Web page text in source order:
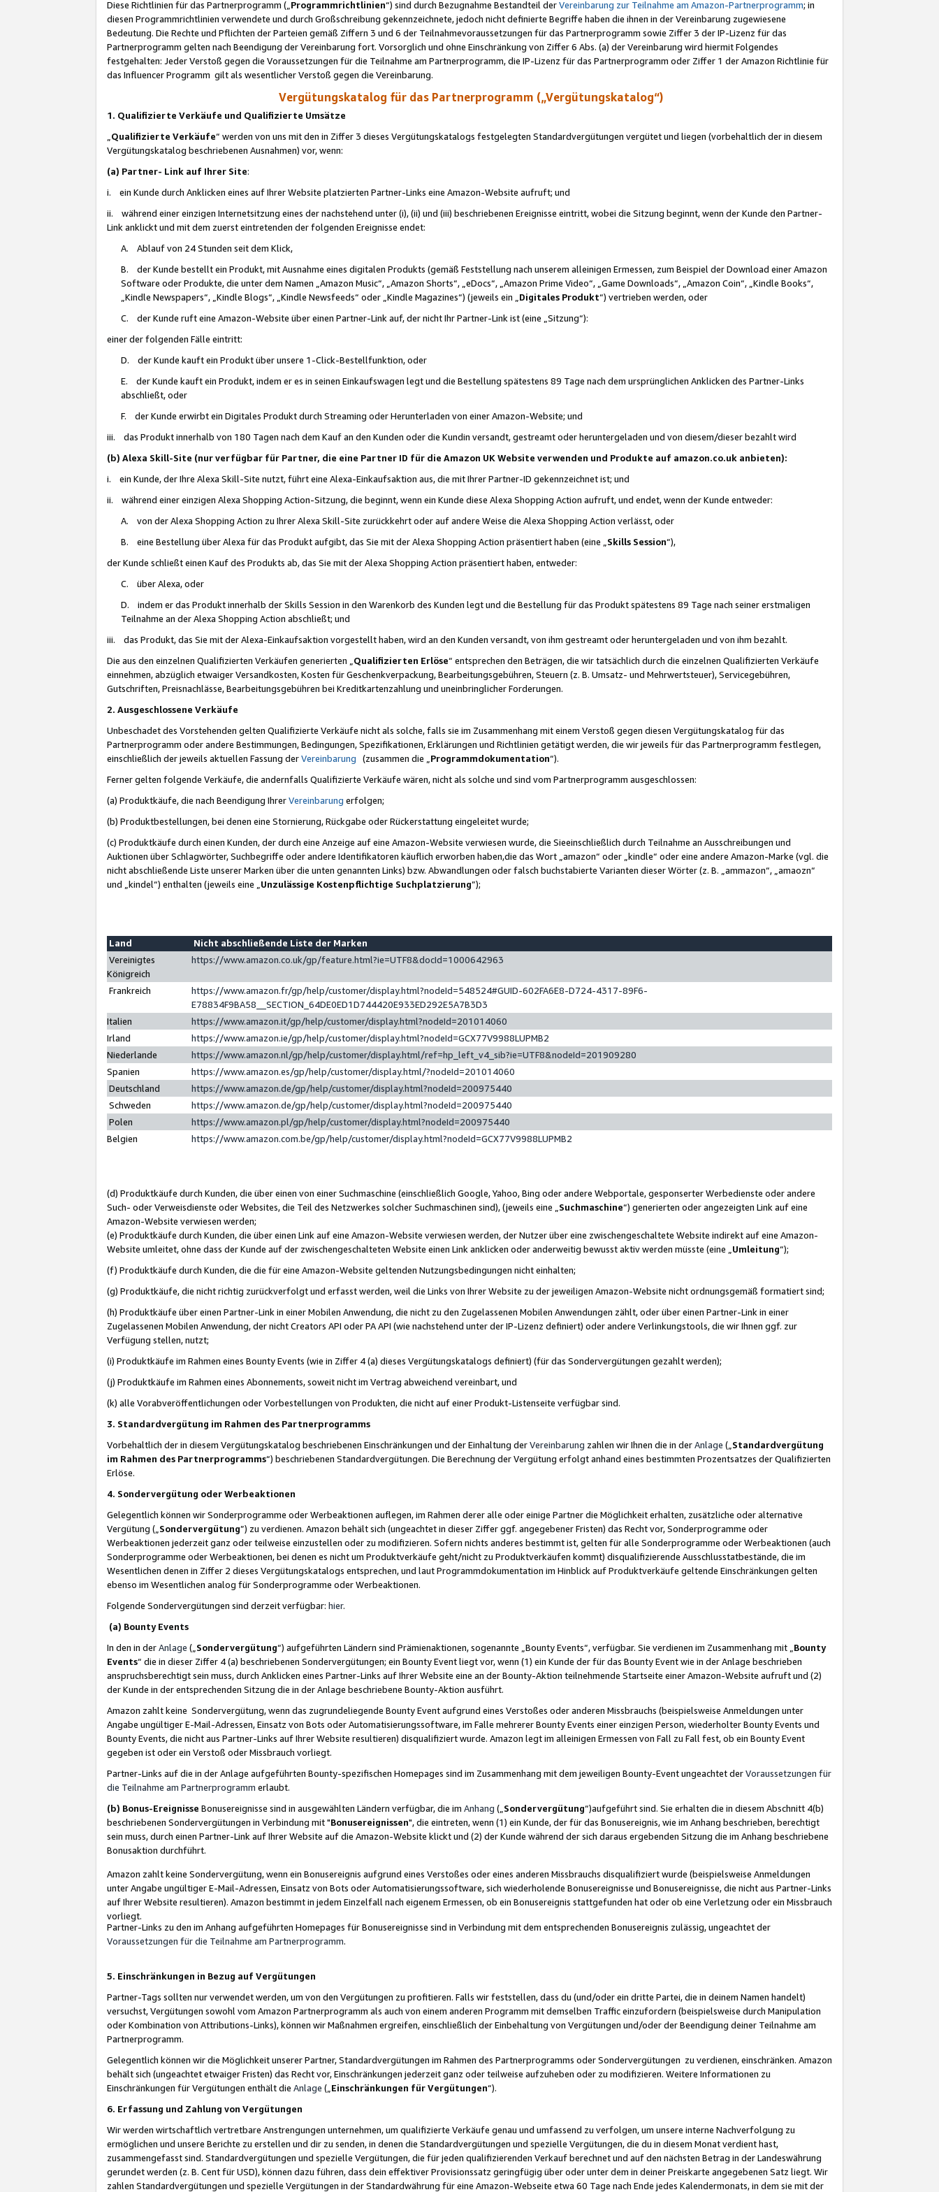
Diese Richtlinien für das Partnerprogramm („Programmrichtlinien“) sind durch Bezugnahme Bestandteil derVereinbarung zur Teilnahme am Amazon-Partnerprogramm; in
diesen Programmrichtlinien verwendete und durch Großschreibung gekennzeichnete, jedoch nicht definierte Begriffe haben die ihnen in der Vereinbarung zugewiesene
Bedeutung. Die Rechte und Pflichten der Parteien gemäß Ziffern 3 und 6 der Teilnahmevoraussetzungen für das Partnerprogramm sowie Ziffer 3 der IP-Lizenz für das
Partnerprogramm gelten nach Beendigung der Vereinbarung fort. Vorsorglich und ohne Einschränkung von Ziffer 6 Abs. (a) der Vereinbarung wird hiermit Folgendes
festgehalten: Jeder Verstoß gegen die Voraussetzungen für die Teilnahme am Partnerprogramm, die IP-Lizenz für das Partnerprogramm oder Ziffer 1 der Amazon Richtlinie für
das Influencer Programm gilt als wesentlicher Verstoß gegen die Vereinbarung.
Vergütungskatalog für das Partnerprogramm („Vergütungskatalog“)
1. Qualifizierte Verkäufe und Qualifizierte Umsätze
Qualifizierte Verkäufe“ werden von uns mit den in Ziffer 3 dieses Vergütungskatalogs festgelegten Standardvergütungen vergütet und liegen (vorbehaltlich der in diesem
Vergütungskatalog beschriebenen Ausnahmen) vor, wenn:
(a) Partner- Link auf Ihrer Site:
i. ein Kunde durch Anklicken eines auf Ihrer Website platzierten Partner-Links eine Amazon-Website aufruft; und
ii. während einer einzigen Internetsitzung eines der nachstehend unter (i), (ii) und (iii) beschriebenen Ereignisse eintritt, wobei die Sitzung beginnt, wenn der Kunde den Partner-
Link anklickt und mit dem zuerst eintretenden der folgenden Ereignisse endet:
A. Ablauf von 24 Stunden seit dem Klick,
B. der Kunde bestellt ein Produkt, mit Ausnahme eines digitalen Produkts (gemäß Feststellung nach unserem alleinigen Ermessen, zum Beispiel der Download einer Amazon
Software oder Produkte, die unter dem Namen „Amazon Music“, „Amazon Shorts“, „eDocs“, „Amazon Prime Video“, „Game Downloads“, „Amazon Coin“, „Kindle Books“,
„Kindle Newspapers“, „Kindle Blogs“, „Kindle Newsfeeds“ oder „Kindle Magazines“) (jeweils ein „ Digitales Produkt“) vertrieben werden, oder
C. der Kunde ruft eine Amazon-Website über einen Partner-Link auf, der nicht Ihr Partner-Link ist (eine „Sitzung“):
einer der folgenden Fälle eintritt:
D. der Kunde kauft ein Produkt über unsere 1-Click-Bestellfunktion, oder
E. der Kunde kauft ein Produkt, indem er es in seinen Einkaufswagen legt und die Bestellung spätestens 89 Tage nach dem ursprünglichen Anklicken des Partner-Links
abschließt, oder
F. der Kunde erwirbt ein Digitales Produkt durch Streaming oder Herunterladen von einer Amazon-Website; und
iii. das Produkt innerhalb von 180 Tagen nach dem Kauf an den Kunden oder die Kundin versandt, gestreamt oder heruntergeladen und von diesem/dieser bezahlt wird
(b) Alexa Skill-Site (nur verfügbar für Partner, die eine Partner ID für die Amazon UK Website verwenden und Produkte auf amazon.co.uk anbieten):
i. ein Kunde, der Ihre Alexa Skill-Site nutzt, führt eine Alexa-Einkaufsaktion aus, die mit Ihrer Partner-ID gekennzeichnet ist; und
ii. während einer einzigen Alexa Shopping Action-Sitzung, die beginnt, wenn ein Kunde diese Alexa Shopping Action aufruft, und endet, wenn der Kunde entweder:
A. von der Alexa Shopping Action zu Ihrer Alexa Skill-Site zurückkehrt oder auf andere Weise die Alexa Shopping Action verlässt, oder
B. eine Bestellung über Alexa für das Produkt aufgibt, das Sie mit der Alexa Shopping Action präsentiert haben (eine „ Skills Session“),
der Kunde schließt einen Kauf des Produkts ab, das Sie mit der Alexa Shopping Action präsentiert haben, entweder:
C. über Alexa, oder
D. indem er das Produkt innerhalb der Skills Session in den Warenkorb des Kunden legt und die Bestellung für das Produkt spätestens 89 Tage nach seiner erstmaligen
Teilnahme an der Alexa Shopping Action abschließt; und
iii. das Produkt, das Sie mit der Alexa-Einkaufsaktion vorgestellt haben, wird an den Kunden versandt, von ihm gestreamt oder heruntergeladen und von ihm bezahlt.
Die aus den einzelnen Qualifizierten Verkäufen generierten „ Qualifizierten Erlöse“ entsprechen den Beträgen, die wir tatsächlich durch die einzelnen Qualifizierten Verkäufe
einnehmen, abzüglich etwaiger Versandkosten, Kosten für Geschenkverpackung, Bearbeitungsgebühren, Steuern (z. B. Umsatz- und Mehrwertsteuer), Servicegebühren,
Gutschriften, Preisnachlässe, Bearbeitungsgebühren bei Kreditkartenzahlung und uneinbringlicher Forderungen.
2. Ausgeschlossene Verkäufe
Unbeschadet des Vorstehenden gelten Qualifizierte Verkäufe nicht als solche, falls sie im Zusammenhang mit einem Verstoß gegen diesen Vergütungskatalog für das
Partnerprogramm oder andere Bestimmungen, Bedingungen, Spezifikationen, Erklärungen und Richtlinien getätigt werden, die wir jeweils für das Partnerprogramm festlegen,
einschließlich der jeweils aktuellen Fassung derVereinbarung (zusammen die „ Programmdokumentation“).
Ferner gelten folgende Verkäufe, die andernfalls Qualifizierte Verkäufe wären, nicht als solche und sind vom Partnerprogramm ausgeschlossen:
(a) Produktkäufe, die nach Beendigung IhrerVereinbarung erfolgen;
(b) Produktbestellungen, bei denen eine Stornierung, Rückgabe oder Rückerstattung eingeleitet wurde;
(c) Produktkäufe durch einen Kunden, der durch eine Anzeige auf eine Amazon-Website verwiesen wurde, die Sieeinschließlich durch Teilnahme an Ausschreibungen und
Auktionen über Schlagwörter, Suchbegriffe oder andere Identifikatoren käuflich erworben haben,die das Wort „amazon“ oder „kindle“ oder eine andere Amazon-Marke (vgl. die
nicht abschließende Liste unserer Marken über die unten genannten Links) bzw. Abwandlungen oder falsch buchstabierte Varianten dieser Wörter (z. B. „ammazon“, „amaozn“
und „kindel“) enthalten (jeweils eine „ Unzulässige Kostenpflichtige Suchplatzierung”);
Land
Nicht abschließende Liste der Marken
Vereinigtes
Königreich
https://www.amazon.co.uk/gp/feature.html?ie=UTF8&docId=1000642963
Frankreich
https://www.amazon.fr/gp/help/customer/display.html?nodeId=548524#GUID-602FA6E8-D724-4317-89F6-
E78834F9BA58__SECTION_64DE0ED1D744420E933ED292E5A7B3D3
Italien
https://www.amazon.it/gp/help/customer/display.html?nodeId=201014060
Irland
https://www.amazon.ie/gp/help/customer/display.html?nodeId=GCX77V9988LUPMB2
Niederlande
https://www.amazon.nl/gp/help/customer/display.html/ref=hp_left_v4_sib?ie=UTF8&nodeId=201909280
Spanien
https://www.amazon.es/gp/help/customer/display.html/?nodeId=201014060
Deutschland
https://www.amazon.de/gp/help/customer/display.html?nodeId=200975440
Schweden
https://www.amazon.de/gp/help/customer/display.html?nodeId=200975440
Polen
https://www.amazon.pl/gp/help/customer/display.html?nodeId=200975440
Belgien
https://www.amazon.com.be/gp/help/customer/display.html?nodeId=GCX77V9988LUPMB2
(d) Produktkäufe durch Kunden, die über einen von einer Suchmaschine (einschließlich Google, Yahoo, Bing oder andere Webportale, gesponserter Werbedienste oder andere
Such- oder Verweisdienste oder Websites, die Teil des Netzwerkes solcher Suchmaschinen sind), (jeweils eine „ Suchmaschine“) generierten oder angezeigten Link auf eine
Amazon-Website verwiesen werden;
(e) Produktkäufe durch Kunden, die über einen Link auf eine Amazon-Website verwiesen werden, der Nutzer über eine zwischengeschaltete Website indirekt auf eine Amazon-
Website umleitet, ohne dass der Kunde auf der zwischengeschalteten Website einen Link anklicken oder anderweitig bewusst aktiv werden müsste (eine „ Umleitung“);
(f) Produktkäufe durch Kunden, die die für eine Amazon-Website geltenden Nutzungsbedingungen nicht einhalten;
(g) Produktkäufe, die nicht richtig zurückverfolgt und erfasst werden, weil die Links von Ihrer Website zu der jeweiligen Amazon-Website nicht ordnungsgemäß formatiert sind;
(h) Produktkäufe über einen Partner-Link in einer Mobilen Anwendung, die nicht zu den Zugelassenen Mobilen Anwendungen zählt, oder über einen Partner-Link in einer
Zugelassenen Mobilen Anwendung, der nicht Creators API oder PA API (wie nachstehend unter der IP-Lizenz definiert) oder andere Verlinkungstools, die wir Ihnen ggf. zur
Verfügung stellen, nutzt;
(i) Produktkäufe im Rahmen eines Bounty Events (wie in Ziffer 4 (a) dieses Vergütungskatalogs definiert) (für das Sondervergütungen gezahlt werden);
(j) Produktkäufe im Rahmen eines Abonnements, soweit nicht im Vertrag abweichend vereinbart, und
(k) alle Vorabveröffentlichungen oder Vorbestellungen von Produkten, die nicht auf einer Produkt-Listenseite verfügbar sind.
3. Standardvergütung im Rahmen des Partnerprogramms
Vorbehaltlich der in diesem Vergütungskatalog beschriebenen Einschränkungen und der Einhaltung derVereinbarung zahlen wir Ihnen die in derAnlage („ Standardvergütung
im Rahmen des Partnerprogramms“) beschriebenen Standardvergütungen. Die Berechnung der Vergütung erfolgt anhand eines bestimmten Prozentsatzes der Qualifizierten
Erlöse.
4. Sondervergütung oder Werbeaktionen
Gelegentlich können wir Sonderprogramme oder Werbeaktionen auflegen, im Rahmen derer alle oder einige Partner die Möglichkeit erhalten, zusätzliche oder alternative
Vergütung („ Sondervergütung”) zu verdienen. Amazon behält sich (ungeachtet in dieser Ziffer ggf. angegebener Fristen) das Recht vor, Sonderprogramme oder
Werbeaktionen jederzeit ganz oder teilweise einzustellen oder zu modifizieren. Sofern nichts anderes bestimmt ist, gelten für alle Sonderprogramme oder Werbeaktionen (auch
Sonderprogramme oder Werbeaktionen, bei denen es nicht um Produktverkäufe geht/nicht zu Produktverkäufen kommt) disqualifizierende Ausschlusstatbestände, die im
Wesentlichen denen in Ziffer 2 dieses Vergütungskatalogs entsprechen, und laut Programmdokumentation im Hinblick auf Produktverkäufe geltende Einschränkungen gelten
ebenso im Wesentlichen analog für Sonderprogramme oder Werbeaktionen.
Folgende Sondervergütungen sind derzeit verfügbar: hier.
(a) Bounty Events
In den in derAnlage („ Sondervergütung“) aufgeführten Ländern sind Prämienaktionen, sogenannte „Bounty Events“, verfügbar. Sie verdienen im Zusammenhang mit „ Bounty
Events“ die in dieser Ziffer 4 (a) beschriebenen Sondervergütungen; ein Bounty Event liegt vor, wenn (1) ein Kunde der für das Bounty Event wie in der Anlage beschrieben
anspruchsberechtigt sein muss, durch Anklicken eines Partner-Links auf Ihrer Website eine an der Bounty-Aktion teilnehmende Startseite einer Amazon-Website aufruft und (2)
der Kunde in der entsprechenden Sitzung die in der Anlage beschriebene Bounty-Aktion ausführt.
Amazon zahlt keine Sondervergütung, wenn das zugrundeliegende Bounty Event aufgrund eines Verstoßes oder anderen Missbrauchs (beispielsweise Anmeldungen unter
Angabe ungültiger E-Mail-Adressen, Einsatz von Bots oder Automatisierungssoftware, im Falle mehrerer Bounty Events einer einzigen Person, wiederholter Bounty Events und
Bounty Events, die nicht aus Partner-Links auf Ihrer Website resultieren) disqualifiziert wurde. Amazon legt im alleinigen Ermessen von Fall zu Fall fest, ob ein Bounty Event
gegeben ist oder ein Verstoß oder Missbrauch vorliegt.
Partner-Links auf die in der Anlage aufgeführten Bounty-spezifischen Homepages sind im Zusammenhang mit dem jeweiligen Bounty-Event ungeachtet derVoraussetzungen für
die Teilnahme am Partnerprogramm erlaubt.
(b) Bonus-Ereignisse Bonusereignisse sind in ausgewählten Ländern verfügbar, die im Anhang („ Sondervergütung“)aufgeführt sind. Sie erhalten die in diesem Abschnitt 4(b)
beschriebenen Sondervergütungen in Verbindung mit "Bonusereignissen", die eintreten, wenn (1) ein Kunde, der für das Bonusereignis, wie im Anhang beschrieben, berechtigt
sein muss, durch einen Partner-Link auf Ihrer Website auf die Amazon-Website klickt und (2) der Kunde während der sich daraus ergebenden Sitzung die im Anhang beschriebene
Bonusaktion durchführt.
Amazon zahlt keine Sondervergütung, wenn ein Bonusereignis aufgrund eines Verstoßes oder eines anderen Missbrauchs disqualifiziert wurde (beispielsweise Anmeldungen
unter Angabe ungültiger E-Mail-Adressen, Einsatz von Bots oder Automatisierungssoftware, sich wiederholende Bonusereignisse und Bonusereignisse, die nicht aus Partner-Links
auf Ihrer Website resultieren). Amazon bestimmt in jedem Einzelfall nach eigenem Ermessen, ob ein Bonusereignis stattgefunden hat oder ob eine Verletzung oder ein Missbrauch
vorliegt.
Partner-Links zu den im Anhang aufgeführten Homepages für Bonusereignisse sind in Verbindung mit dem entsprechenden Bonusereignis zulässig, ungeachtet der
Voraussetzungen für die Teilnahme am Partnerprogramm.
5. Einschränkungen in Bezug auf Vergütungen
Partner-Tags sollten nur verwendet werden, um von den Vergütungen zu profitieren. Falls wir feststellen, dass du (und/oder ein dritte Partei, die in deinem Namen handelt)
versuchst, Vergütungen sowohl vom Amazon Partnerprogramm als auch von einem anderen Programm mit demselben Traffic einzufordern (beispielsweise durch Manipulation
oder Kombination von Attributions-Links), können wir Maßnahmen ergreifen, einschließlich der Einbehaltung von Vergütungen und/oder der Beendigung deiner Teilnahme am
Partnerprogramm.
Gelegentlich können wir die Möglichkeit unserer Partner, Standardvergütungen im Rahmen des Partnerprogramms oder Sondervergütungen zu verdienen, einschränken. Amazon
behält sich (ungeachtet etwaiger Fristen) das Recht vor, Einschränkungen jederzeit ganz oder teilweise aufzuheben oder zu modifizieren. Weitere Informationen zu
Einschränkungen für Vergütungen enthält die Anlage („ Einschränkungen für Vergütungen“).
6. Erfassung und Zahlung von Vergütungen
Wir werden wirtschaftlich vertretbare Anstrengungen unternehmen, um qualifizierte Verkäufe genau und umfassend zu verfolgen, um unsere interne Nachverfolgung zu
ermöglichen und unsere Berichte zu erstellen und dir zu senden, in denen die Standardvergütungen und spezielle Vergütungen, die du in diesem Monat verdient hast,
zusammengefasst sind. Standardvergütungen und spezielle Vergütungen, die für jeden qualifizierenden Verkauf berechnet und auf den nächsten Betrag in der Landeswährung
gerundet werden (z. B. Cent für USD), können dazu führen, dass dein effektiver Provisionssatz geringfügig über oder unter dem in deiner Preiskarte angegebenen Satz liegt. Wir
zahlen Standardvergütungen und spezielle Vergütungen in der Standardwährung für eine Amazon-Webseite etwa 60 Tage nach Ende jedes Kalendermonats, in dem sie mit der